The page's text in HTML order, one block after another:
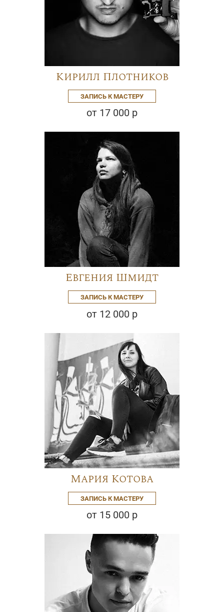
Кирилл Плотников
ЗАПИСЬ К МАСТЕРУ
от 17 000 р
Евгения Шмидт
ЗАПИСЬ К МАСТЕРУ
от 12 000 р
Мария Котова
ЗАПИСЬ К МАСТЕРУ
от 15 000 р